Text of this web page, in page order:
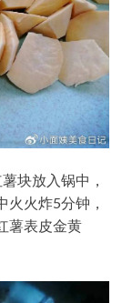
块放入锅中，
火炸5分钟，
薯表皮金黄